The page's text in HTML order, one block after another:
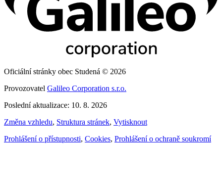
Oficiální stránky obec Studená © 2026
Provozovatel Galileo Corporation s.r.o.
Poslední aktualizace: 10. 8. 2026
Změna vzhledu, Struktura stránek, Vytisknout
Prohlášení o přístupnosti, Cookies, Prohlášení o ochraně soukromí